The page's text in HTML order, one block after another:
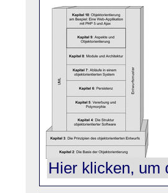
Hier klicken, um